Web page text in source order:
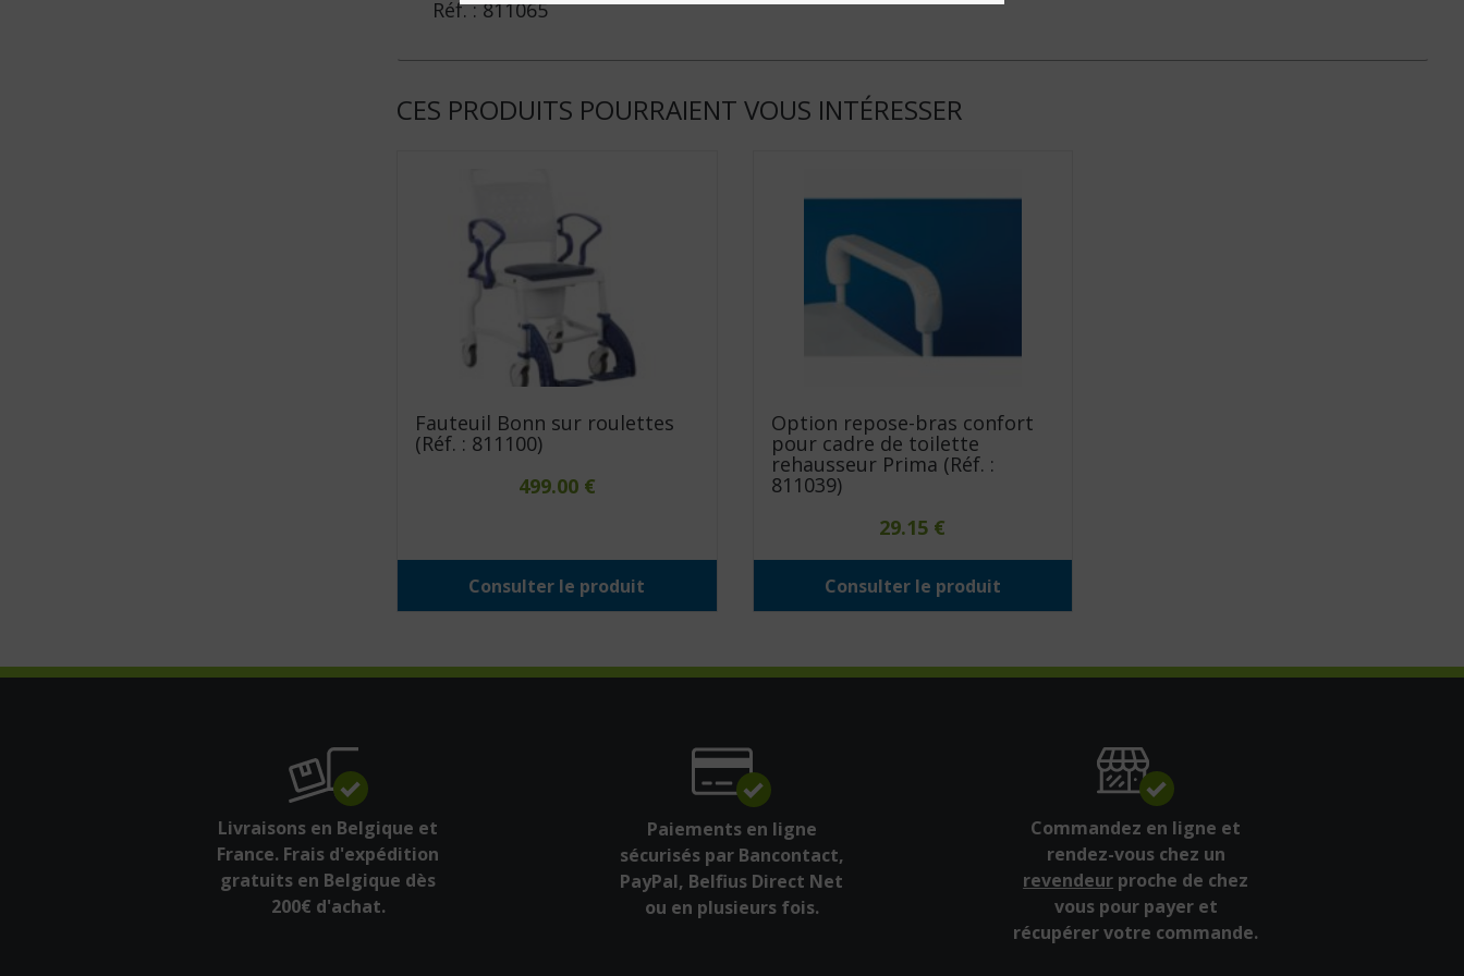
Réf. : 811065
CES PRODUITS POURRAIENT VOUS INTÉRESSER
Fauteuil Bonn sur roulettes
(Réf. : 811100)
499.00 €
Consulter le produit
Option repose-bras confort
pour cadre de toilette
rehausseur Prima (Réf. :
811039)
29.15 €
Consulter le produit
Livraisons en Belgique et
France. Frais d'expédition
gratuits en Belgique dès
200€ d'achat.
Paiements en ligne
sécurisés par Bancontact,
PayPal, Belfius Direct Net
ou en plusieurs fois.
Commandez en ligne et
rendez-vous chez un
revendeur proche de chez
vous pour payer et
récupérer votre commande.